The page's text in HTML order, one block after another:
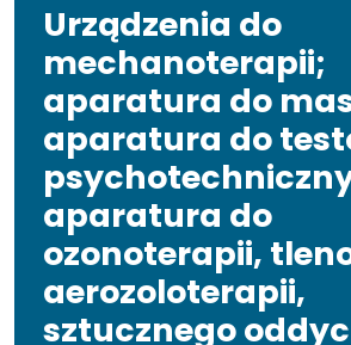
Urządzenia do
mechanoterapii;
aparatura do
aparatura do
aparatura do
ozonoterapii,
aerozoloterapii,
sztucznego